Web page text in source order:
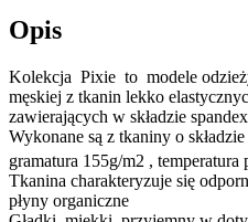
Opis
Kolekcja Pixie to modele
męskiej z tkanin lekko
zawierających w składzie
Wykonane są z tkaniny o
gramatura 155g/m2 , temperatura
Tkanina charakteryzuje się
płyny organiczne